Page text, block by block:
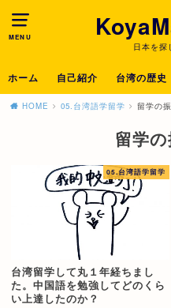
MENU
日本を
ホーム 自己紹介 台湾の歴史
HOME 05.台湾語学留学 留学の
留学
05.台湾語学留学
台湾留学して丸１年経ちまし
た。中国語を勉強してどのくら
い上達したのか？